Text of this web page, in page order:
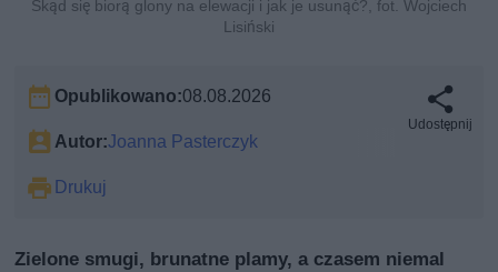
Skąd się biorą glony na elewacji i jak je usunąć?, fot. Wojciech
Lisiński
Opublikowano:08.08.2026
Autor:Joanna Pasterczyk
Drukuj
Udostępnij
Zielone smugi, brunatne plamy, a czasem niemal